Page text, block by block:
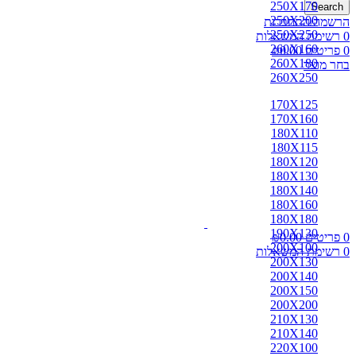
Search
הרשמה/התחברות
0 רשימת המשאלות
0 פריטים ₪0.00
בחר מוצר
0 פריטים ₪0.00
0 רשימת המשאלות
250X170
250X200
250X250
260X160
260X180
260X250
170X125
170X160
180X110
180X115
180X120
180X130
180X140
180X160
180X180
190X130
200X100
200X130
200X140
200X150
200X200
210X130
210X140
220X100